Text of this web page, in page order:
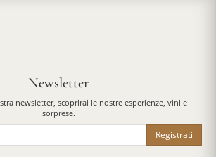
Newsletter
newsletter, scoprirai le nostre esperienze, vini e
sorprese.
Registrati